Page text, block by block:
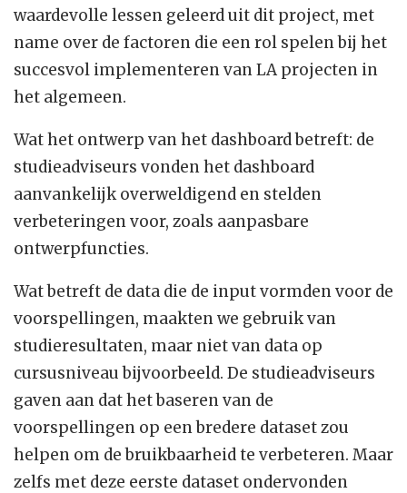
waardevolle lessen geleerd uit dit project, met
name over de factoren die een rol spelen bij het
succesvol implementeren van LA projecten in
het algemeen.
Wat het ontwerp van het dashboard betreft: de
studieadviseurs vonden het dashboard
aanvankelijk overweldigend en stelden
verbeteringen voor, zoals aanpasbare
ontwerpfuncties.
Wat betreft de data die de input vormden voor de
voorspellingen, maakten we gebruik van
studieresultaten, maar niet van data op
cursusniveau bijvoorbeeld. De studieadviseurs
gaven aan dat het baseren van de
voorspellingen op een bredere dataset zou
helpen om de bruikbaarheid te verbeteren. Maar
zelfs met deze eerste dataset ondervonden